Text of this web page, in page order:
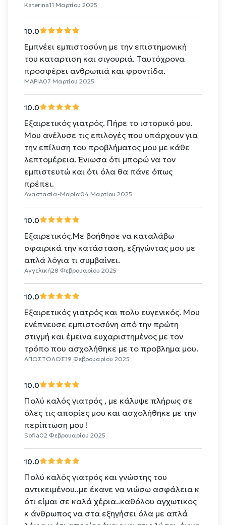
Katerina11 Μαρτίου 2025
10.0
Εμπνέει εμπιστοσύνη με την επιστημονική
του καταρτιση και σιγουριά. Ταυτόχρονα
προσφέρει ανθρωπιά και φροντίδα.
ΜΑΡΙΑ07 Μαρτίου 2025
10.0
Εξαιρετικός γιατρός. Πήρε το ιστορικό μου.
Μου ανέλυσε τις επιλογές που υπάρχουν για
την επίλυση του προβλήματος μου με κάθε
λεπτομέρεια. Ένιωσα ότι μπορώ να τον
εμπιστευτώ και ότι όλα θα πάνε όπως
πρέπει.
Αναστασία-Μαρία04 Μαρτίου 2025
10.0
Εξαιρετικός.Με βοήθησε να καταλάβω
σφαιρικά την κατάσταση, εξηγώντας μου με
απλά λόγια τι συμβαίνει.
Αγγελική28 Φεβρουαρίου 2025
10.0
Εξαιρετικός γιατρός και πολυ ευγενικός. Μου
ενέπνευσε εμπιστοσύνη από την πρώτη
στιγμή και έμεινα ευχαριστημένος με τον
τρόπο που ασχολήθηκε με το προβλημα μου.
ΑΠΟΣΤΟΛΟΣ19 Φεβρουαρίου 2025
10.0
Πολύ καλός γιατρός , με κάλυψε πλήρως σε
όλες τις απορίες μου και ασχολήθηκε με την
περίπτωση μου !
Sofia02 Φεβρουαρίου 2025
10.0
Πολύ καλός γιατρός και γνώστης του
αντικειμένου..με έκανε να νιώσω ασφάλεια κ
ότι είμαι σε καλά χέρια..καθόλου αγχωτικος
κ άνθρωπος να στα εξηγήσει όλα με απλά